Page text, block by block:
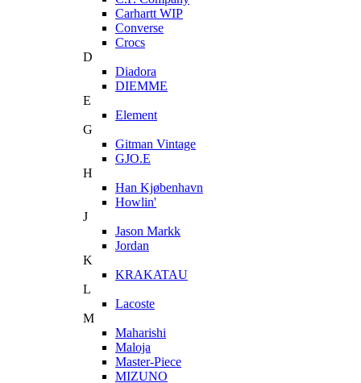
Carhartt WIP
Converse
Crocs
D
Diadora
DIEMME
E
Element
G
Gitman Vintage
GJO.E
H
Han Kjøbenhavn
Howlin'
J
Jason Markk
Jordan
K
KRAKATAU
L
Lacoste
M
Maharishi
Maloja
Master-Piece
MIZUNO